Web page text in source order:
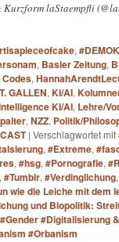
laStaempfli
,
, Basler Zeitung,
Codes,
GALLEN,KI/AI,
KI/AI, Lehre/
,NZZ, Politik/
|Verschlagwortet mit
,#Extreme,
,#hsg,#Pornografie,
,#Tumblr,#Verdinglichung
wie die Leiche mit dem
und Biopolitik:
#Digitalisierung
#Orbanism